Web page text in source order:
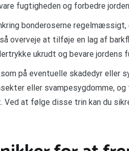
fugtigheden og forbedre
bonderoserne regelmæssigt,
overveje at tilføje en lag af
ukrudt og bevare jordens
på eventuelle skadedyr eller
eller svampesygdomme,
Ved at følge disse trin kan du